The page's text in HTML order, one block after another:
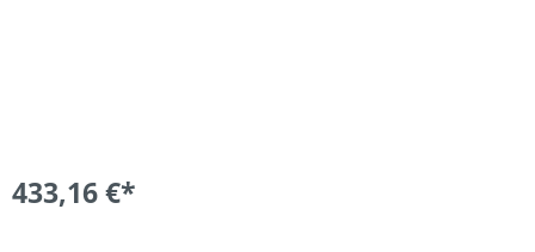
433,16 €*